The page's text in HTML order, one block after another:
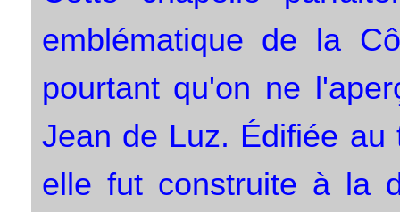
emblématique de la
pourtant qu'on ne
Jean de Luz. Édifiée
elle fut construite à la